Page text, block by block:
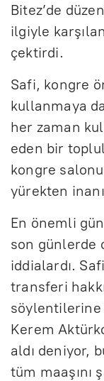
Bitez’de
ilgiyle
çektirdi.
Safi, kongre
kullanmaya
her zaman
eden bir
kongre
yürekten
En önemli
son günlerde
iddialardı.
transferi
söylentilerine
Kerem
aldı deniyor,
tüm maaşını